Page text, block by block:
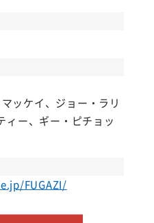
ッケイ、ジョー・ラリ
ィー、ギー・ピチョッ
FUGAZI/